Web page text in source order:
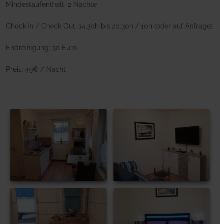
Mindestaufenthalt: 2 Nächte
Check In / Check Out: 14.30h bis 20.30h / 10h (oder auf Anfrage)
Endreinigung: 30 Euro
Preis: 49€ / Nacht